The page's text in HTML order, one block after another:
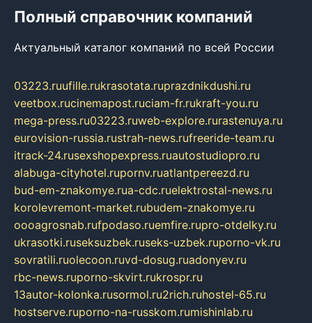
Полный справочник компаний
Актуальный каталог компаний по всей России
03223.ruufille.rukrasotata.ruprazdnikdushi.ru
veetbox.rucinemapost.ruciam-fr.rukraft-you.ru
mega-press.ru03223.ruweb-explore.rurastenuya.ru
eurovision-russia.rustrah-news.rufreeride-team.ru
itrack-24.rusexshopexpress.ruautostudiopro.ru
alabuga-cityhotel.rupornv.ruatlantpereezd.ru
bud-em-znakomye.rua-cdc.ruelektrostal-news.ru
korolevremont-market.rubudem-znakomye.ru
oooagrosnab.rufpodaso.ruemfire.rupro-otdelky.ru
ukrasotki.ruseksuzbek.ruseks-uzbek.ruporno-vk.ru
sovratili.ruolecoon.ruvd-dosug.ruadonyev.ru
rbc-news.ruporno-skvirt.rukrospr.ru
13autor-kolonka.rusormol.ru2rich.ruhostel-65.ru
hostserve.ruporno-na-russkom.rumishinlab.ru